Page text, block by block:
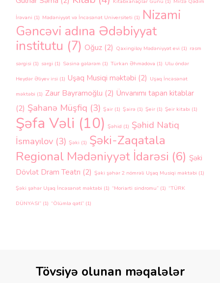
İrəvani (1) Mədəniyyət və İncəsənət Universiteti (1) Nizami
Gəncəvi adına Ədəbiyyat
institutu (7) Oğuz (2) Qaxingiloy Mədəniyyət evi (1) rəsm
sərgisi (1) sərgi (1) Səsinə gələrəm (1) Türkan Əhmədova (1) Ulu öndər
Heydər Əliyev irsi (1) Uşaq Musiqi məktəbi (2) Uşaq İncəsənət
məktəbi (1) Zaur Bayramoğlu (2) Ünvanımı tapan kitablar
(2) Şahanə Müşfiq (3) Şair (1) Şairə (1) Şeir (1) Şeir kitabı (1)
Şəfa Vəli (10) Şəhid (1) Şəhid Natiq
İsmayılov (3) Şəki (1) Şəki-Zaqatala
Regional Mədəniyyət İdarəsi (6) Şəki
Dövlət Dram Teatrı (2) Şəki şəhər 2 nömrəli Uşaq Musiqi məktəbi (1)
Şəki şəhər Uşaq İncəsənət məktəbi (1) “Moriarti sindromu” (1) “TÜRK
DÜNYASI” (1) “Ölümlə qətl” (1)
Tövsiyə olunan məqalələr